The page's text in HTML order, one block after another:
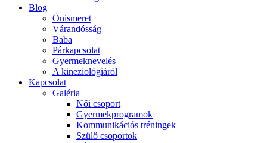
Blog
Önismeret
Várandósság
Baba
Párkapcsolat
Gyermeknevelés
A kineziológiáról
Kapcsolat
Galéria
Női csoport
Gyermekprogramok
Kommunikációs tréningek
Szülő csoportok